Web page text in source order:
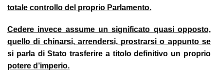
totale controllo del proprio Parlamento.
Cedere invece assume un significato quasi opposto,
quello di chinarsi, arrendersi, prostrarsi o appunto se
si parla di Stato trasferire a titolo definitivo un proprio
potere d’imperio.